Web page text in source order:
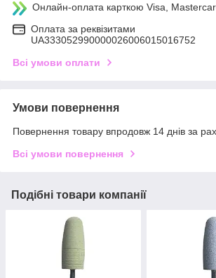
Онлайн-оплата карткою Visa,
Оплата за реквізитами
UA333052990000026006015016752
Всі умови оплати
Умови повернення
Повернення товару впродовж 14 днів за
Всі умови повернення
Подібні товари компанії